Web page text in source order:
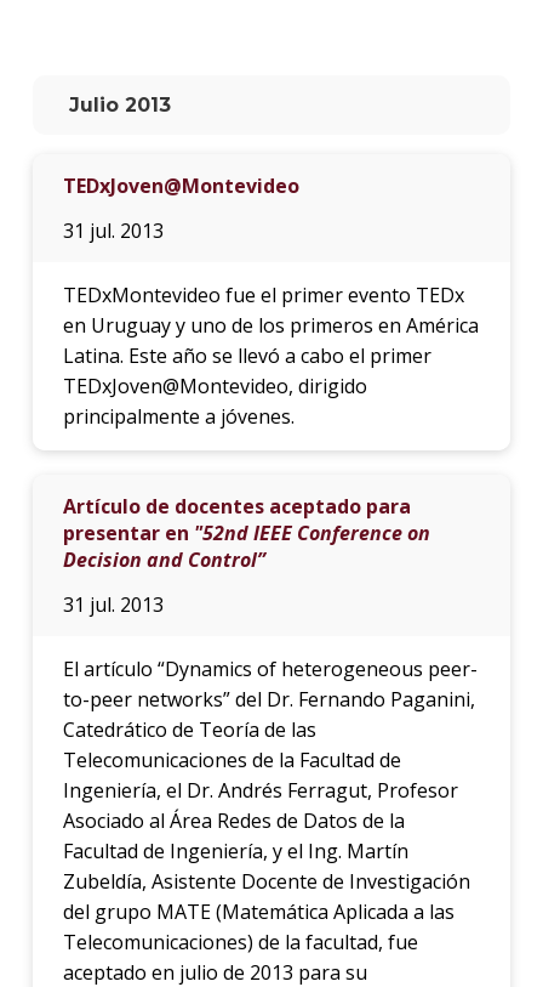
Julio 2013
TEDxJoven@Montevideo
31 jul. 2013
TEDxMontevideo fue el primer evento TEDx
en Uruguay y uno de los primeros en América
Latina. Este año se llevó a cabo el primer
TEDxJoven@Montevideo, dirigido
principalmente a jóvenes.
Artículo de docentes aceptado para
presentar en "52nd IEEE Conference on
Decision and Control”
31 jul. 2013
El artículo “Dynamics of heterogeneous peer-
to-peer networks” del Dr. Fernando Paganini,
Catedrático de Teoría de las
Telecomunicaciones de la Facultad de
Ingeniería, el Dr. Andrés Ferragut, Profesor
Asociado al Área Redes de Datos de la
Facultad de Ingeniería, y el Ing. Martín
Zubeldía, Asistente Docente de Investigación
del grupo MATE (Matemática Aplicada a las
Telecomunicaciones) de la facultad, fue
aceptado en julio de 2013 para su